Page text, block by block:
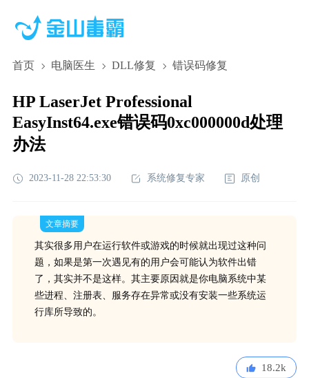
首页 电脑医生 DLL修复 错误码修复
HP LaserJet Professional
EasyInst64.exe错误码0xc000000d处理
办法
2023-11-28 22:53:30 系统修复专家 原创
文章摘要
其实很多用户在运行软件或游戏的时候就出现过这种问
题，如果是第一次遇见有的用户会可能认为软件出错
了，其实并不是这样。其主要原因就是你电脑系统中某
些进程、注册表、服务存在异常或没有安装一些系统运
行库所导致的。
18.2k